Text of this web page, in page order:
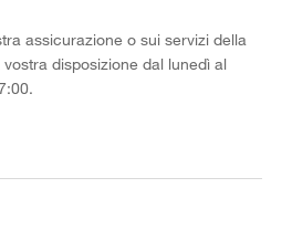
assicurazione o sui servizi della
disposizione dal lunedì al